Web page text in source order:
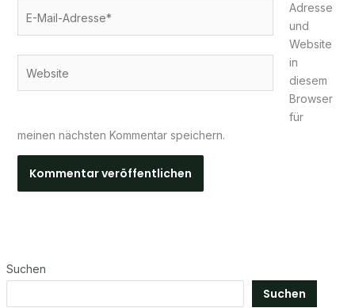
Mail-
Adresse
und
Website
in
diesem
Browser
für
meinen nächsten Kommentar speichern.
Suchen
Suchen